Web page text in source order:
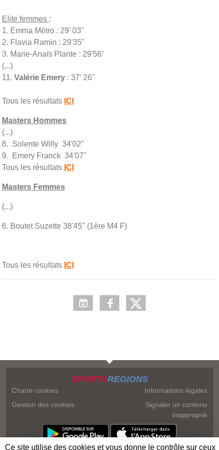
Elite femmes :
1. Emma Métro : 29' 03"
2. Flavia Ramin : 29'35"
3. Marie-Anaïs Plante : 29'56"
(...)
11. Valérie Emery : 37' 26"
Tous les résultats ICI
Masters Hommes
(...)
8. Solente Willy 34'02''
9. Emery Franck 34'07''
Tous les résultats ICI
Masters Femmes
(...)
6. Boutet Suzette 38'45'' (1ère M4 F)
Tous les résultats ICI
SPORTSREGIONS
Charte cookies
Gestion des cookies
Informations légales
Signaler un contenu
inapproprié
Ce site utilise des cookies et vous donne le contrôle sur ceux